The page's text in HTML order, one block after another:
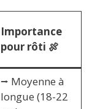
Importance
pour rôti 🍖
⭢ Moyenne à
longue (18-22